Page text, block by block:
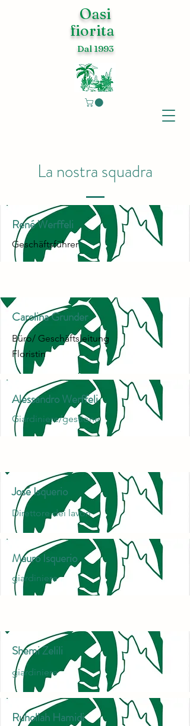
Oasi
fiorita
Dal 1993
La nostra squadra
René Werffeli
Geschäftsführer
Carolina Grunder
Büro/ Geschäftsleitung
Floristin
Alessandro Werffeli
Giardiniere/gestione
José Isquerio
Direttore dei lavori
Mauro Isquerio
giardiniere
Shemi Zelili
giardiniere
Ruhollah Hamidi